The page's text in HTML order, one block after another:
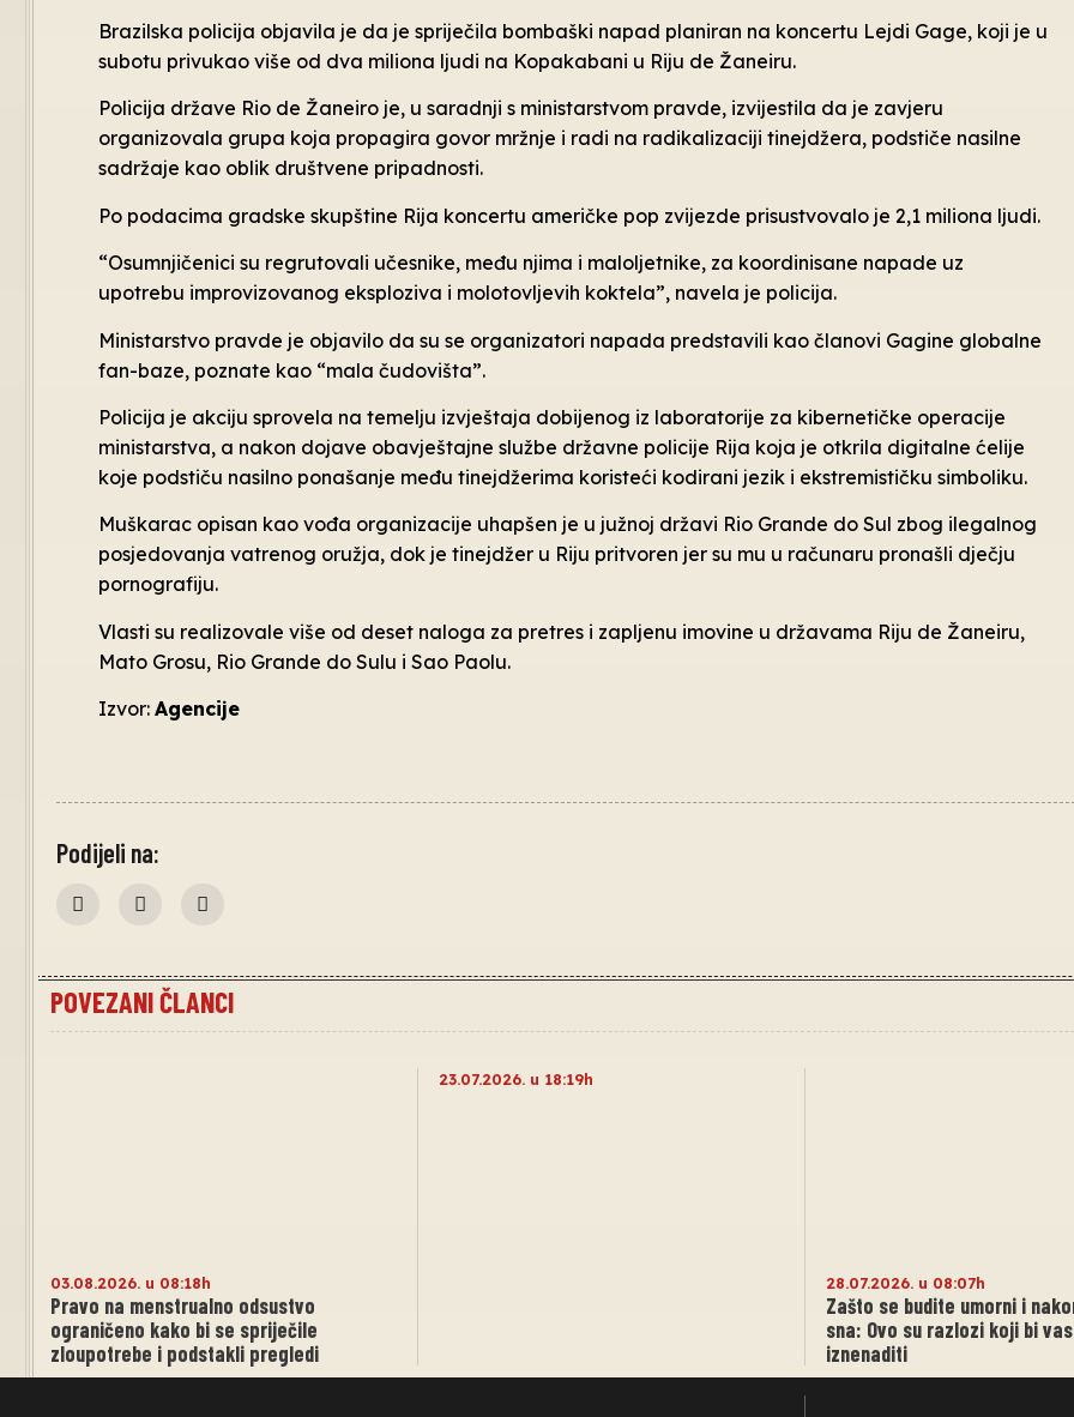
Brazilska policija objavila je da je spriječila bombaški napad planiran na koncertu Lejdi Gage, koji je u
subotu privukao više od dva miliona ljudi na Kopakabani u Riju de Žaneiru.
Policija države Rio de Žaneiro je, u saradnji s ministarstvom pravde, izvijestila da je zavjeru
organizovala grupa koja propagira govor mržnje i radi na radikalizaciji tinejdžera, podstiče nasilne
sadržaje kao oblik društvene pripadnosti.
Po podacima gradske skupštine Rija koncertu američke pop zvijezde prisustvovalo je 2,1 miliona ljudi.
“Osumnjičenici su regrutovali učesnike, među njima i maloljetnike, za koordinisane napade uz
upotrebu improvizovanog eksploziva i molotovljevih koktela”, navela je policija.
Ministarstvo pravde je objavilo da su se organizatori napada predstavili kao članovi Gagine globalne
fan-baze, poznate kao “mala čudovišta”.
Policija je akciju sprovela na temelju izvještaja dobijenog iz laboratorije za kibernetičke operacije
ministarstva, a nakon dojave obavještajne službe državne policije Rija koja je otkrila digitalne ćelije
koje podstiču nasilno ponašanje među tinejdžerima koristeći kodirani jezik i ekstremističku simboliku.
Muškarac opisan kao vođa organizacije uhapšen je u južnoj državi Rio Grande do Sul zbog ilegalnog
posjedovanja vatrenog oružja, dok je tinejdžer u Riju pritvoren jer su mu u računaru pronašli dječju
pornografiju.
Vlasti su realizovale više od deset naloga za pretres i zapljenu imovine u državama Riju de Žaneiru,
Mato Grosu, Rio Grande do Sulu i Sao Paolu.
Izvor: Agencije
Podijeli na:
POVEZANI ČLANCI
03.08.2026. u 08:18h
Pravo na menstrualno odsustvo
ograničeno kako bi se spriječile
zloupotrebe i podstakli pregledi
23.07.2026. u 18:19h
28.07.2026. u 08:07h
Zašto se budite umorni i
sna: Ovo su razlozi koji bi
iznenaditi